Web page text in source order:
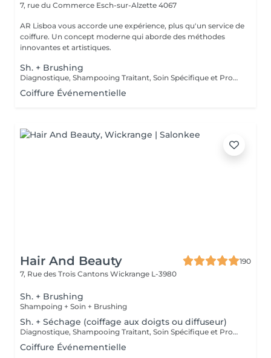
7, rue du Commerce Esch-sur-Alzette 4067
AR Lisboa vous accorde une expérience, plus qu'un service de
coiffure. Un concept moderne qui aborde des méthodes
innovantes et artistiques.
Sh. + Brushing
Diagnostique, Shampooing Traitant, Soin Spécifique et Produits Coiffants inclus
Coiffure Événementielle
Hair And Beauty
190
7, Rue des Trois Cantons Wickrange L-3980
Sh. + Brushing
Shampoing + Soin + Brushing
Sh. + Séchage (coiffage aux doigts ou diffuseur)
Diagnostique, Shampooing Traitant, Soin Spécifique et Produits Coiffants inclus
Coiffure Événementielle